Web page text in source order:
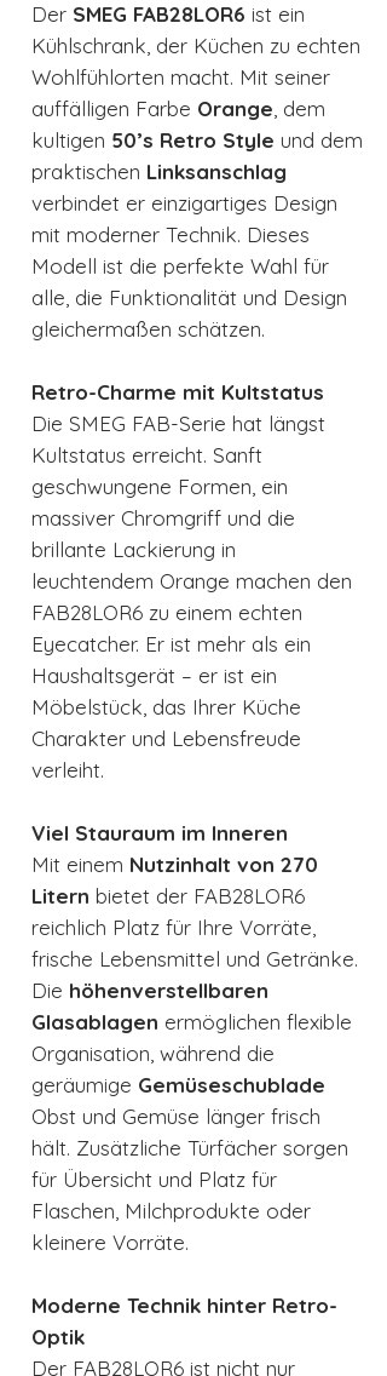
Der SMEG FAB28LOR6 ist ein
Kühlschrank, der Küchen zu echten
Wohlfühlorten macht. Mit seiner
auffälligen Farbe Orange, dem
kultigen 50’s Retro Style und dem
praktischen Linksanschlag
verbindet er einzigartiges Design
mit moderner Technik. Dieses
Modell ist die perfekte Wahl für
alle, die Funktionalität und Design
gleichermaßen schätzen.
Retro-Charme mit Kultstatus
Die SMEG FAB-Serie hat längst
Kultstatus erreicht. Sanft
geschwungene Formen, ein
massiver Chromgriff und die
brillante Lackierung in
leuchtendem Orange machen den
FAB28LOR6 zu einem echten
Eyecatcher. Er ist mehr als ein
Haushaltsgerät – er ist ein
Möbelstück, das Ihrer Küche
Charakter und Lebensfreude
verleiht.
Viel Stauraum im Inneren
Mit einem Nutzinhalt von 270
Litern bietet der FAB28LOR6
reichlich Platz für Ihre Vorräte,
frische Lebensmittel und Getränke.
Die höhenverstellbaren
Glasablagen ermöglichen flexible
Organisation, während die
geräumige Gemüseschublade
Obst und Gemüse länger frisch
hält. Zusätzliche Türfächer sorgen
für Übersicht und Platz für
Flaschen, Milchprodukte oder
kleinere Vorräte.
Moderne Technik hinter Retro-
Optik
Der FAB28LOR6 ist nicht nur